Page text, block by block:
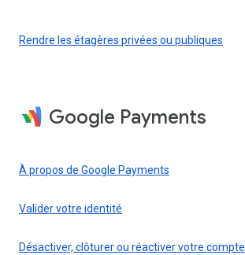
Rendre les étagères privées ou publiques
Google Payments
À propos de Google Payments
Valider votre identité
Désactiver, clôturer ou réactiver votre compte